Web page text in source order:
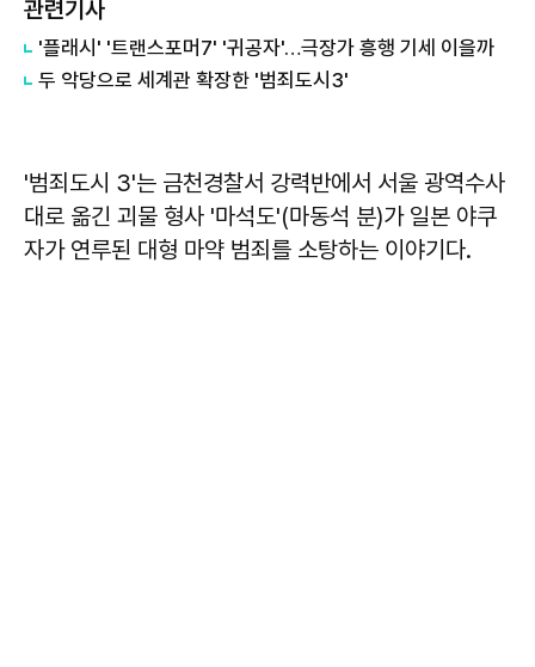
관련기사
'플래시' '트랜스포머7' '귀공자'…극장가 흥행 기세 이을까
두 악당으로 세계관 확장한 '범죄도시3'
'범죄도시 3'는 금천경찰서 강력반에서 서울 광역수사
대로 옮긴 괴물 형사 '마석도'(마동석 분)가 일본 야쿠
자가 연루된 대형 마약 범죄를 소탕하는 이야기다.